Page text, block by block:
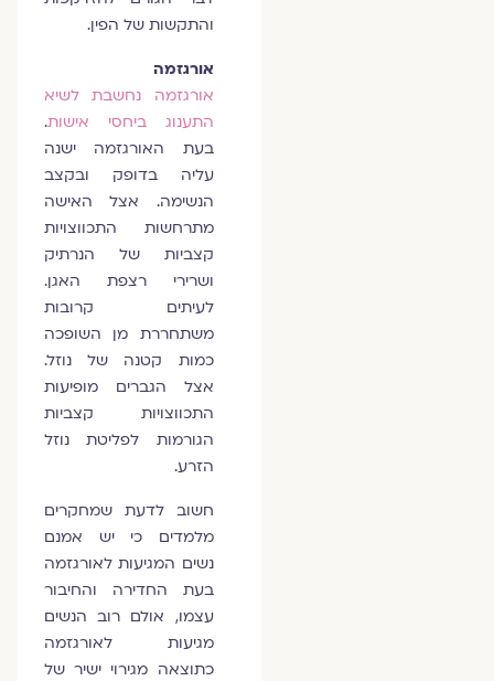
והתקשות של הפין.
אורגזמה
אורגזמה נחשבת לשיא
התענוג ביחסי אישות.
בעת האורגזמה ישנה
עליה בדופק ובקצב
הנשימה. אצל האישה
מתרחשות התכווצויות
קצביות של הנרתיק
ושרירי רצפת האגן.
לעיתים קרובות
משתחררת מן השופכה
כמות קטנה של נוזל.
אצל הגברים מופיעות
התכווצויות קצביות
הגורמות לפליטת נוזל
הזרע.
חשוב לדעת שמחקרים
מלמדים כי יש אמנם
נשים המגיעות לאורגזמה
בעת החדירה והחיבור
עצמו, אולם רוב הנשים
מגיעות לאורגזמה
כתוצאה מגירוי ישיר של